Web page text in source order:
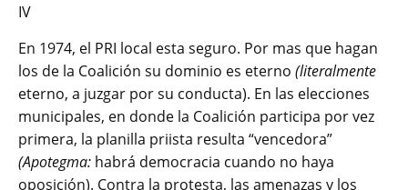
IV
En 1974, el PRI local esta seguro. Por mas que hagan
los de la Coalición su dominio es eterno (literalmente
eterno, a juzgar por su conducta). En las elecciones
municipales, en donde la Coalición participa por vez
primera, la planilla priista resulta “vencedora”
(Apotegma: habrá democracia cuando no haya
oposición). Contra la protesta, las amenazas y los